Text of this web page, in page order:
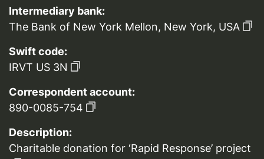
Intermediary bank:
The Bank of New York Mellon, New York, USA
Swift code:
IRVT US 3N
Correspondent account:
890-0085-754
Description:
Charitable donation for ‘Rapid Response’ project